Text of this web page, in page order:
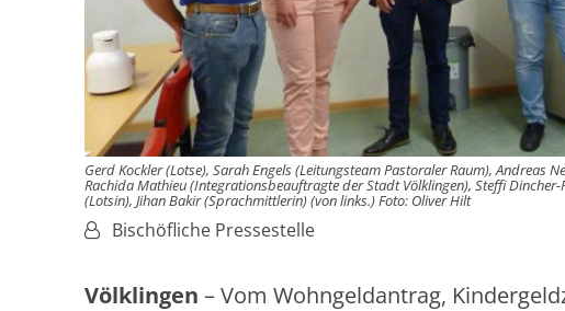
Gerd Kockler (Lotse), Sarah Engels (Leitungsteam Pastoraler Raum),
Rachida Mathieu (Integrationsbeauftragte der Stadt Völklingen), Steffi
(Lotsin), Jihan Bakir (Sprachmittlerin) (von links.) Foto: Oliver Hilt
Von:Bischöfliche Pressestelle
Völklingen – Vom Wohngeldantrag,